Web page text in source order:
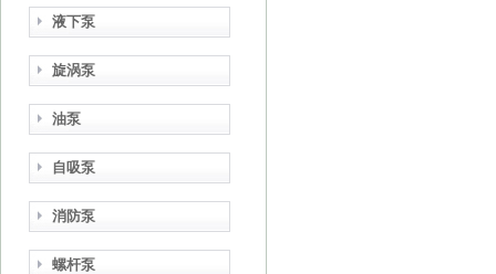
液下泵
旋涡泵
油泵
自吸泵
消防泵
螺杆泵